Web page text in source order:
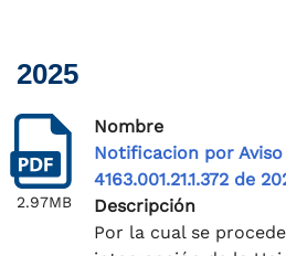
2025
2.97MB
Nombre
Notificacion por
4163.001.21.1.372 de
Descripción
Por la cual se